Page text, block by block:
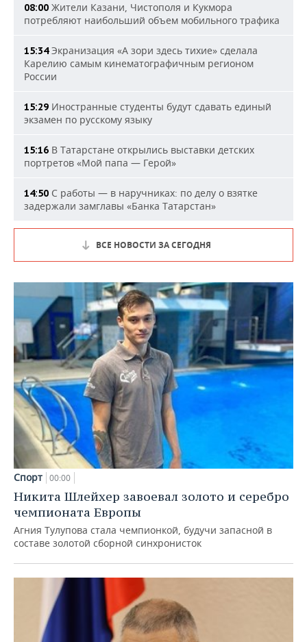
08:00 Жители Казани, Чистополя и Кукмора
потребляют наибольший объем мобильного трафика
15:34Экранизация «А зори здесь тихие» сделала
Карелию самым кинематографичным регионом
России
15:29 Иностранные студенты будут сдавать единый
экзамен по русскому языку
15:16 В Татарстане открылись выставки детских
портретов «Мой папа — Герой»
14:50 С работы — в наручниках: по делу о взятке
задержали замглавы «Банка Татарстан»
ВСЕ НОВОСТИ ЗА СЕГОДНЯ
Спорт 00:00
Никита Шлейхер завоевал золото и серебро
чемпионата Европы
Агния Тулупова стала чемпионкой, будучи запасной в
составе золотой сборной синхронисток